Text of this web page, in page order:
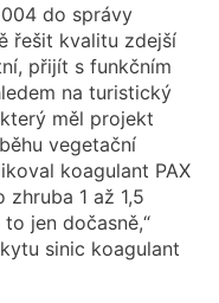
do správy
řešit kvalitu zdejší
přijít s funkčním
na turistický
měl projekt
vegetační
koagulant PAX
zhruba 1 až 1,5
jen dočasně,“
sinic koagulant